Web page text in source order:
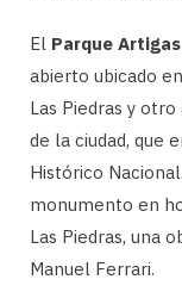
El Parque Artigas
abierto ubicado
Las Piedras y
de la ciudad, que
Histórico
monumento en
Las Piedras, una
Manuel Ferrari.